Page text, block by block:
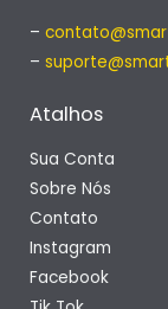
–
–
Atalhos
Sua Conta
Sobre Nós
Contato
Instagram
Facebook